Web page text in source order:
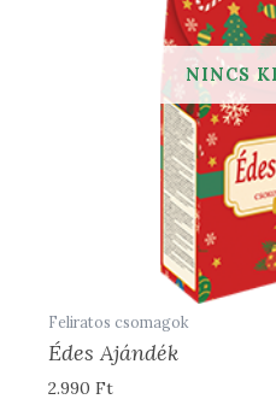
Feliratos csomagok
Édes Ajándék
2.990 Ft